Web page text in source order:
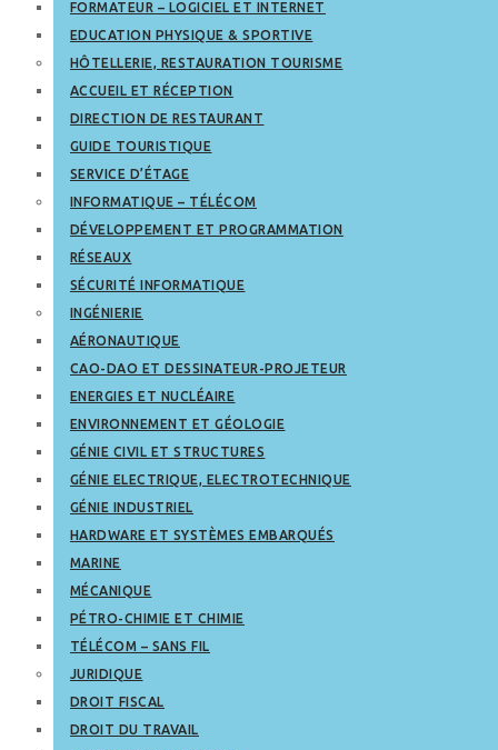
FORMATEUR – LOGICIEL ET INTERNET
EDUCATION PHYSIQUE & SPORTIVE
HÔTELLERIE, RESTAURATION TOURISME
ACCUEIL ET RÉCEPTION
DIRECTION DE RESTAURANT
GUIDE TOURISTIQUE
SERVICE D’ÉTAGE
INFORMATIQUE – TÉLÉCOM
DÉVELOPPEMENT ET PROGRAMMATION
RÉSEAUX
SÉCURITÉ INFORMATIQUE
INGÉNIERIE
AÉRONAUTIQUE
CAO-DAO ET DESSINATEUR-PROJETEUR
ENERGIES ET NUCLÉAIRE
ENVIRONNEMENT ET GÉOLOGIE
GÉNIE CIVIL ET STRUCTURES
GÉNIE ELECTRIQUE, ELECTROTECHNIQUE
GÉNIE INDUSTRIEL
HARDWARE ET SYSTÈMES EMBARQUÉS
MARINE
MÉCANIQUE
PÉTRO-CHIMIE ET CHIMIE
TÉLÉCOM – SANS FIL
JURIDIQUE
DROIT FISCAL
DROIT DU TRAVAIL